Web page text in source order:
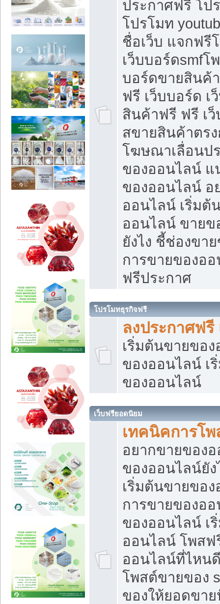
ประกาศฟรี โป
โปรโมท
ชื่อเว็บ แจกฟรี
เว็บบอร์ดsmfโ
บอร์ดขายสินค้
ฟรี เว็บบอร์ด เ
สินค้าฟรี ฟรี เ
สขายสินค้าตร
โฆษณาเลื่อนป
ของออนไลน์ แ
ของออนไลน์ อ
ออนไลน์ เริ่มต้
ออนไลน์ ขายข
ยังไง ชี้ช่องขา
การขายของออ
ฟรีประกาศ
โปรโมทธุรกิจฟรี
ลงประกาศฟรี
เริ่มต้นขายขอ
ของออนไลน์ เ
ของออนไลน์
เว็บฟรียอดนิยม
เทคนิคการโ
อยากขายของ
ของออนไลน์ยั
เริ่มต้นขายของ
การขายของอ
ของออนไลน์ เ
ออนไลน์ โพสฟ
ออนไลน์ที่ไหน
โพสต์ขายของ
ของให้ยอดขา